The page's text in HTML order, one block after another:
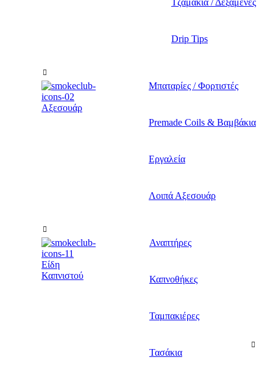
Τζαμάκια / Δεξαμενές
Drip Tips
Αξεσουάρ
Μπαταρίες / Φορτιστές
Premade Coils & Βαμβάκια
Εργαλεία
Λοιπά Αξεσουάρ
Είδη
Καπνιστού
Αναπτήρες
Καπνοθήκες
Ταμπακιέρες
Τασάκια